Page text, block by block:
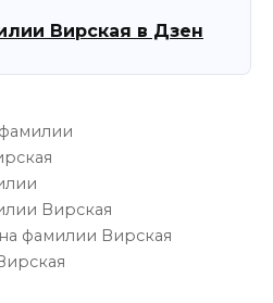
Вирская в Дзен
Вирская
фамилии Вирская